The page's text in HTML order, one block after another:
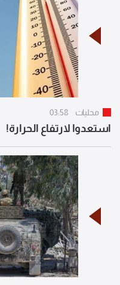
محليات 03:58
استعدوا لارتفاع الحرارة!